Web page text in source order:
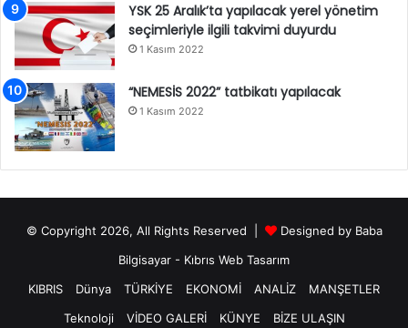
YSK 25 Aralık’ta yapılacak yerel yönetim
seçimleriyle ilgili takvimi duyurdu
1 Kasım 2022
“NEMESİS 2022” tatbikatı yapılacak
1 Kasım 2022
© Copyright 2026, All Rights Reserved | Designed by Baba
Bilgisayar - Kıbrıs Web Tasarım
KIBRIS
Dünya TÜRKİYE EKONOMİ ANALİZ
MANŞETLER
Teknoloji
VİDEO GALERİ KÜNYE BİZE ULAŞIN